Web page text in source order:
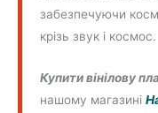
забезпечуючи
крізь звук і космос.
Купити вінілову
нашому магазині